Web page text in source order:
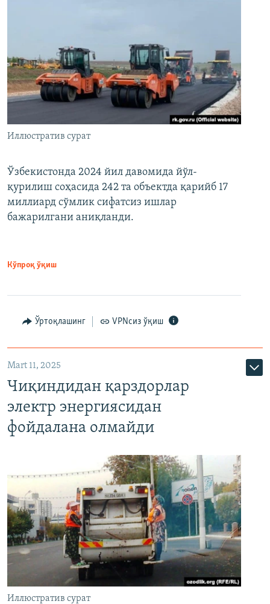
Иллюстратив сурат
Ўзбекистонда 2024 йил давомида йўл-
қурилиш соҳасида 242 та объектда қарийб 17
миллиард сўмлик сифатсиз ишлар
бажарилгани аниқланди.
Кўпроқ ўқиш
Ўртоқлашинг VPNсиз ўқиш
Mart 11, 2025
Чиқиндидан қарздорлар
электр энергиясидан
фойдалана олмайди
Иллюстратив сурат